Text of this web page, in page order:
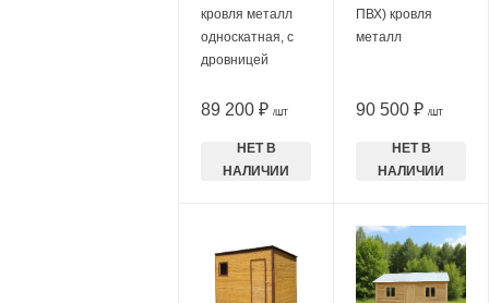
кровля металл
односкатная, с
дровницей
89 200 ₽ /ШТ
НЕТ В
НАЛИЧИИ
ПВХ) кровля
металл
90 500 ₽ /ШТ
НЕТ В
НАЛИЧИИ